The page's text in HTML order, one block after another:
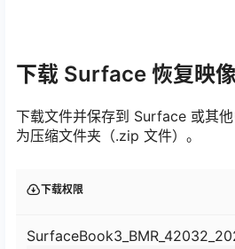
下载 Surface 恢复映像
下载文件并保存到 Surface 或其
为压缩文件夹（.zip 文件）。
下载权限